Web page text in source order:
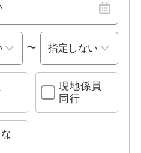
〜
現地係員
同行